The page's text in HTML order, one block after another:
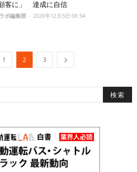
客に」 達成に自信
ボ編集部 - 2020年12月5日 08:54
1 2 3